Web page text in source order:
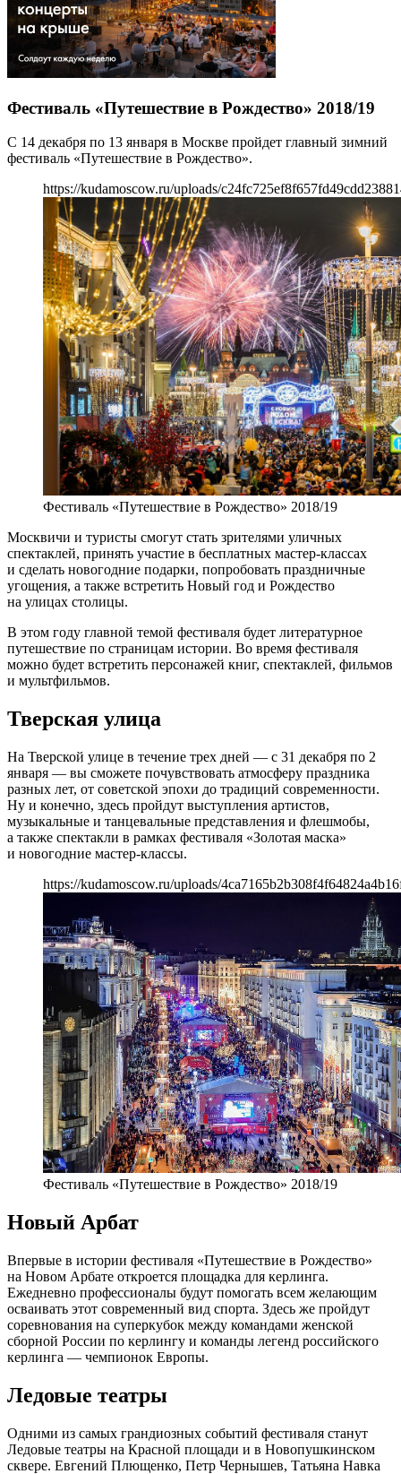
Фестиваль «Путешествие в Рождество» 2018/19
С 14 декабря по 13 января в Москве пройдет главный зимний
фестиваль «Путешествие в Рождество».
https://kudamoscow.ru/uploads/
Фестиваль «Путешествие в Рождество» 2018/19
Москвичи и туристы смогут стать зрителями уличных
спектаклей, принять участие в бесплатных мастер-классах
и сделать новогодние подарки, попробовать праздничные
угощения, а также встретить Новый год и Рождество
на улицах столицы.
В этом году главной темой фестиваля будет литературное
путешествие по страницам истории. Во время фестиваля
можно будет встретить персонажей книг, спектаклей, фильмов
и мультфильмов.
Тверская улица
На Тверской улице в течение трех дней — с 31 декабря по 2
января — вы сможете почувствовать атмосферу праздника
разных лет, от советской эпохи до традиций современности.
Ну и конечно, здесь пройдут выступления артистов,
музыкальные и танцевальные представления и флешмобы,
а также спектакли в рамках фестиваля «Золотая маска»
и новогодние мастер-классы.
https://kudamoscow.ru/uploads/
Фестиваль «Путешествие в Рождество» 2018/19
Новый Арбат
Впервые в истории фестиваля «Путешествие в Рождество»
на Новом Арбате откроется площадка для керлинга.
Ежедневно профессионалы будут помогать всем желающим
осваивать этот современный вид спорта. Здесь же пройдут
соревнования на суперкубок между командами женской
сборной России по керлингу и команды легенд российского
керлинга — чемпионок Европы.
Ледовые театры
Одними из самых грандиозных событий фестиваля станут
Ледовые театры на Красной площади и в Новопушкинском
сквере. Евгений Плющенко, Петр Чернышев, Татьяна Навка